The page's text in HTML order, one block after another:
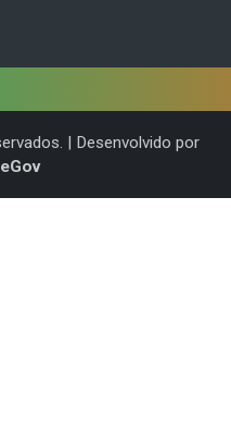
| Desenvolvido por